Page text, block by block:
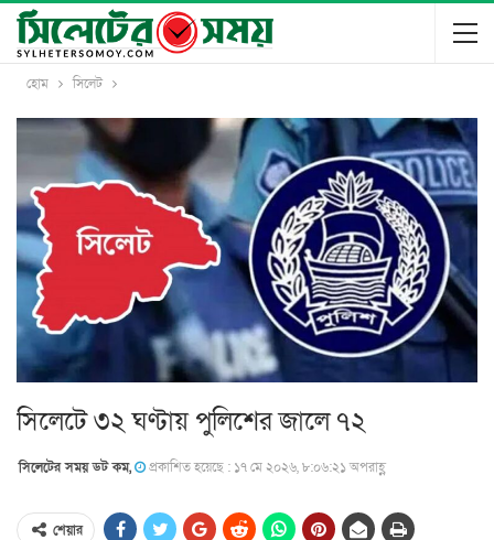
হোম সিলেট
সিলেটে ৩২ ঘণ্টায় পুলিশের জালে ৭২
সিলেটের সময় ডট কম, প্রকাশিত হয়েছে : ১৭ মে ২০২৬, ৮:০৬:২১ অপরাহ্ণ
শেয়ার